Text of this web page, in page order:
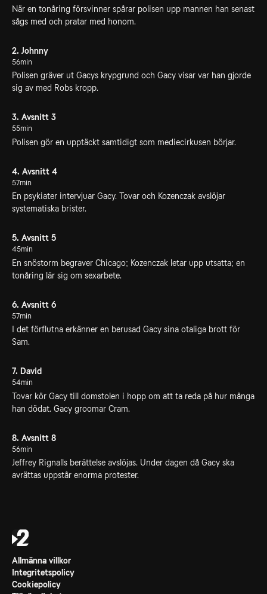
När en tonåring försvinner spårar polisen upp mannen han senast
sågs med och pratar med honom.
2. Johnny
56min
Polisen gräver ut Gacys krypgrund och Gacy visar var han gjorde
sig av med Robs kropp.
3. Avsnitt 3
55min
Polisen gör en upptäckt samtidigt som mediecirkusen börjar.
4. Avsnitt 4
57min
En psykiater intervjuar Gacy. Tovar och Kozenczak avslöjar
systematiska brister.
5. Avsnitt 5
45min
En snöstorm begraver Chicago; Kozenczak letar upp utsatta; en
tonåring lär sig om sexarbete.
6. Avsnitt 6
57min
I det förflutna erkänner en berusad Gacy sina otaliga brott för
Sam.
7. David
54min
Tovar kör Gacy till domstolen i hopp om att ta reda på hur många
han dödat. Gacy groomar Cram.
8. Avsnitt 8
56min
Jeffrey Rignalls berättelse avslöjas. Under dagen då Gacy ska
avrättas uppstår enorma protester.
Allmänna villkor
Integritetspolicy
Cookiepolicy